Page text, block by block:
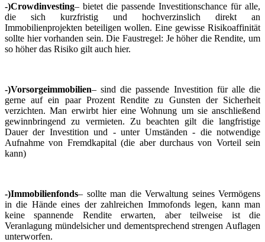
-)Crowdinvesting– bietet die passende Investitionschance für alle,
die sich kurzfristig und hochverzinslich direkt an
Immobilienprojekten beteiligen wollen. Eine gewisse Risikoaffinität
sollte hier vorhanden sein. Die Faustregel: Je höher die Rendite, um
so höher das Risiko gilt auch hier.
-)Vorsorgeimmobilien– sind die passende Investition für alle die
gerne auf ein paar Prozent Rendite zu Gunsten der Sicherheit
verzichten. Man erwirbt hier eine Wohnung um sie anschließend
gewinnbringend zu vermieten. Zu beachten gilt die langfristige
Dauer der Investition und - unter Umständen - die notwendige
Aufnahme von Fremdkapital (die aber durchaus von Vorteil sein
kann)
-)Immobilienfonds– sollte man die Verwaltung seines Vermögens
in die Hände eines der zahlreichen Immofonds legen, kann man
keine spannende Rendite erwarten, aber teilweise ist die
Veranlagung mündelsicher und dementsprechend strengen Auflagen
unterworfen.